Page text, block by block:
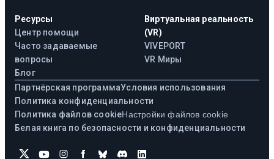
Ресурсы
Центр помощи
Часто задаваемые
вопросы
Блог
Виртуальная реальность
(VR)
VIVEPORT
VR Миры
Партнёрская программаУсловия использования
Политика конфиденциальности
Политика файлов cookieНастройки файлов cookie
Белая книга по безопасности и конфиденциальности